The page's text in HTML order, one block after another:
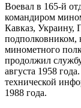
Воевал в 165-й
командиром
Кавказ, Украину,
подполковником,
минометного
продолжил
августа 1958
технической
1988 года.